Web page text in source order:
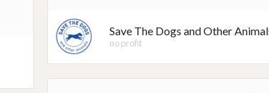
Save The Dogs and Other
no profit